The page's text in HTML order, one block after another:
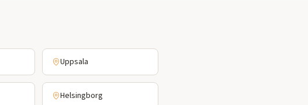
Uppsala
Helsingborg